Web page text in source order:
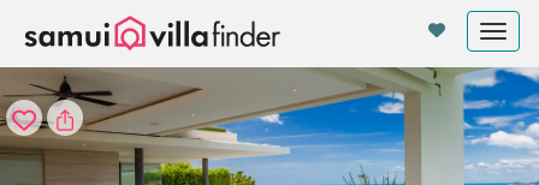
Cookie-Einstellungen